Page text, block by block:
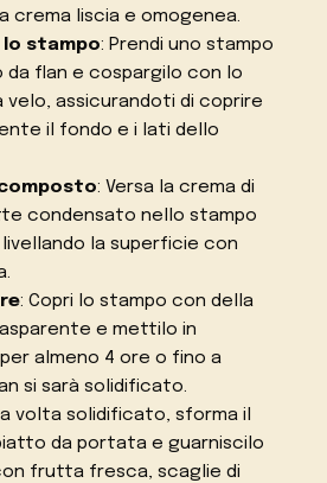
crema liscia e omogenea.
lo stampo: Prendi uno stampo
da flan e cospargilo con lo
velo, assicurandoti di coprire
il fondo e i lati dello
: Versa la crema di
condensato nello stampo
la superficie con
: Copri lo stampo con della
e mettilo in
almeno 4 ore o fino a
si sarà solidificato.
volta solidificato, sforma il
da portata e guarniscilo
frutta fresca, scaglie di